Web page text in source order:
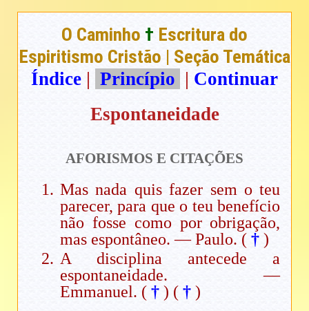
O Caminho † Escritura do
Espiritismo Cristão | Seção Temática
Índice | Princípio | Continuar
Espontaneidade
AFORISMOS E CITAÇÕES
Mas nada quis fazer sem o teu
parecer, para que o teu benefício
não fosse como por obrigação,
mas espontâneo. — Paulo. († )
A disciplina antecede a
espontaneidade. —
Emmanuel. († ) († )